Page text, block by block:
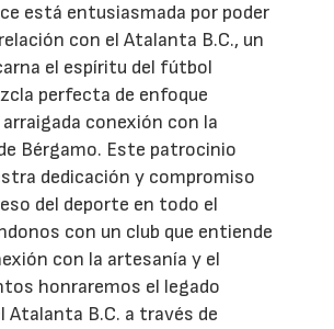
está entusiasmada por poder
con el Atalanta B.C., un
el espíritu del fútbol
perfecta de enfoque
conexión con la
Bérgamo. Este patrocinio
dedicación y compromiso
del deporte en todo el
con un club que entiende
con la artesanía y el
honraremos el legado
Atalanta B.C. a través de